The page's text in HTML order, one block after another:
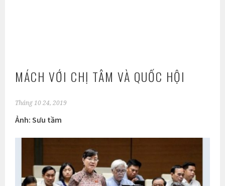
MÁCH VỚI CHỊ TÂM VÀ QUỐC HỘI
Tháng 10 24, 2019
Ảnh: Sưu tầm